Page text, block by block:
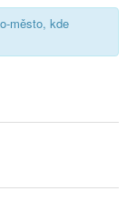
město, kde